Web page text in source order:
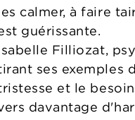
calmer, à faire
guérissante.
Filliozat,
ses exemples
et le
davantage